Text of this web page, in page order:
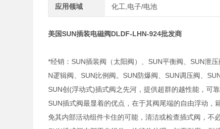
应用领域 化工,电子/电池
美国SUN插装电磁阀DLDF-LHN-924批发商
*经销：SUN插装阀（太阳阀）、SUN平衡阀、SUN泄
N逻辑阀、SUN比例阀。SUN防爆阀、SUN调压阀、
SUN创(浮动式)插式阀之先河，提供超群的越性能，可靠
SUN插式阀最显着的优点，在于其阀尾端的自由浮动
免其内部活动组件卡住的可能，清洁或检查插式阀，不